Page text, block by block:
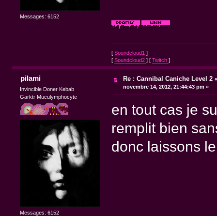
Messages: 6152
[ Soundcloud1 ]
[ Soundcloud2 ] [ Twitch ]
pilami
Invincible Doner Kebab
Garktr Muculymphocyte
Messages: 6152
Re : Cannibal Caniche Level 2
novembre 14, 2012, 21:44:43 pm »
en tout cas je
remplit bien
donc laissons